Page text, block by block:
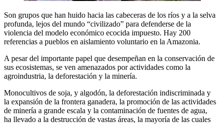
Son grupos que han huido hacia las cabeceras de los ríos y a la selva
profunda, lejos del mundo “civilizado” para defenderse de la
violencia del modelo económico ecocida impuesto. Hay 200
referencias a pueblos en aislamiento voluntario en la Amazonia.
A pesar del importante papel que desempeñan en la conservación de
sus ecosistemas, se ven amenazados por actividades como la
agroindustria, la deforestación y la minería.
Monocultivos de soja, y algodón, la deforestación indiscriminada y
la expansión de la frontera ganadera, la promoción de las actividades
de minería a grande escala y la contaminación de fuentes de agua,
ha llevado a la destrucción de vastas áreas, la mayoría de las cuales